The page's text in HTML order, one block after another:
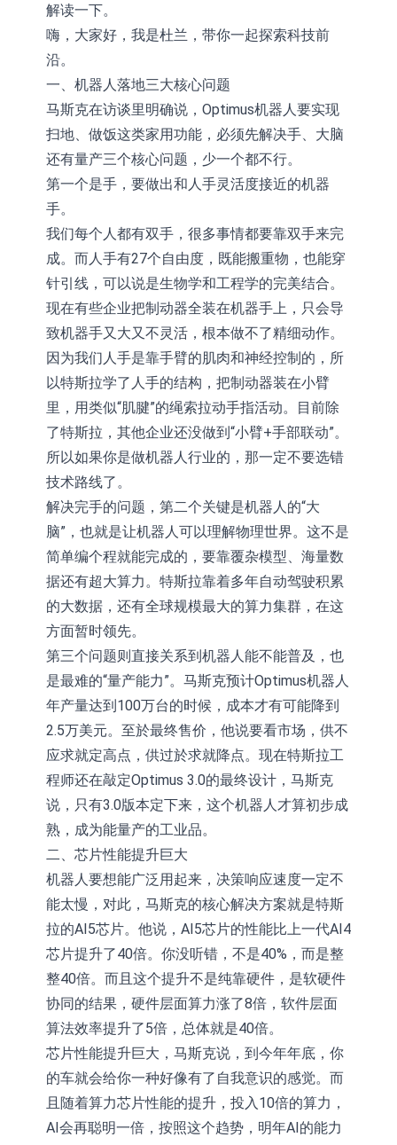
【异动股】港股跌幅榜前十，九福来
(06162.HK)跌18.44%
解读一下。
嗨，大家好，我是杜兰，带你一起探索科技前
沿。
一、机器人落地三大核心问题
马斯克在访谈里明确说，Optimus机器人要实现
扫地、做饭这类家用功能，必须先解决手、大脑
还有量产三个核心问题，少一个都不行。
第一个是手，要做出和人手灵活度接近的机器
手。
我们每个人都有双手，很多事情都要靠双手来完
成。而人手有27个自由度，既能搬重物，也能穿
针引线，可以说是生物学和工程学的完美结合。
现在有些企业把制动器全装在机器手上，只会导
致机器手又大又不灵活，根本做不了精细动作。
因为我们人手是靠手臂的肌肉和神经控制的，所
以特斯拉学了人手的结构，把制动器装在小臂
里，用类似“肌腱”的绳索拉动手指活动。目前除
了特斯拉，其他企业还没做到“小臂+手部联动”。
所以如果你是做机器人行业的，那一定不要选错
技术路线了。
解决完手的问题，第二个关键是机器人的“大
脑”，也就是让机器人可以理解物理世界。这不是
简单编个程就能完成的，要靠覆杂模型、海量数
据还有超大算力。特斯拉靠着多年自动驾驶积累
的大数据，还有全球规模最大的算力集群，在这
方面暂时领先。
第三个问题则直接关系到机器人能不能普及，也
是最难的“量产能力”。马斯克预计Optimus机器人
年产量达到100万台的时候，成本才有可能降到
2.5万美元。至於最终售价，他说要看市场，供不
应求就定高点，供过於求就降点。现在特斯拉工
程师还在敲定Optimus 3.0的最终设计，马斯克
说，只有3.0版本定下来，这个机器人才算初步成
熟，成为能量产的工业品。
二、芯片性能提升巨大
机器人要想能广泛用起来，决策响应速度一定不
能太慢，对此，马斯克的核心解决方案就是特斯
拉的AI5芯片。他说，AI5芯片的性能比上一代AI4
芯片提升了40倍。你没听错，不是40%，而是整
整40倍。而且这个提升不是纯靠硬件，是软硬件
协同的结果，硬件层面算力涨了8倍，软件层面
算法效率提升了5倍，总体就是40倍。
芯片性能提升巨大，马斯克说，到今年年底，你
的车就会给你一种好像有了自我意识的感觉。而
且随着算力芯片性能的提升，投入10倍的算力，
AI会再聪明一倍，按照这个趋势，明年AI的能力